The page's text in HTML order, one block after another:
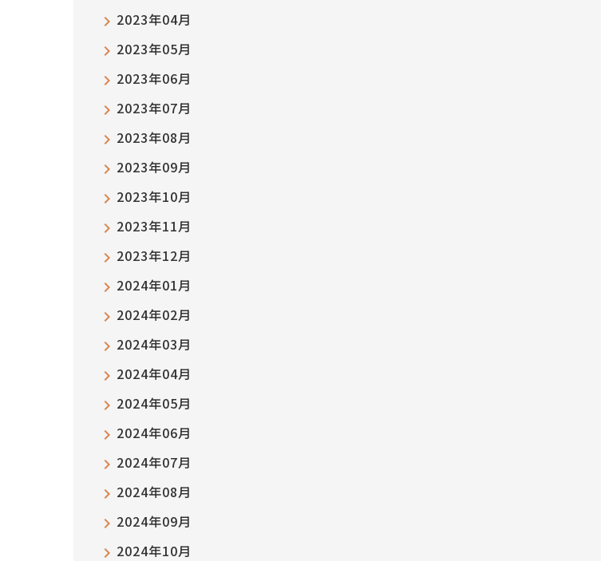
2023年04月
2023年05月
2023年06月
2023年07月
2023年08月
2023年09月
2023年10月
2023年11月
2023年12月
2024年01月
2024年02月
2024年03月
2024年04月
2024年05月
2024年06月
2024年07月
2024年08月
2024年09月
2024年10月